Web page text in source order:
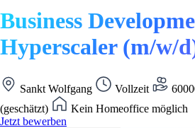
Business
Hyperscaler (m/w/
Sankt Wolfgang Vollzeit
(geschätzt)
Kein Homeoffice möglich
Jetzt bewerben